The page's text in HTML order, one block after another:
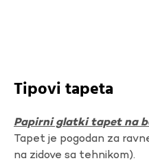
Tipovi tapeta
Papirni glatki tapet na
Tapet je pogodan za
na zidove sa tehnikom).